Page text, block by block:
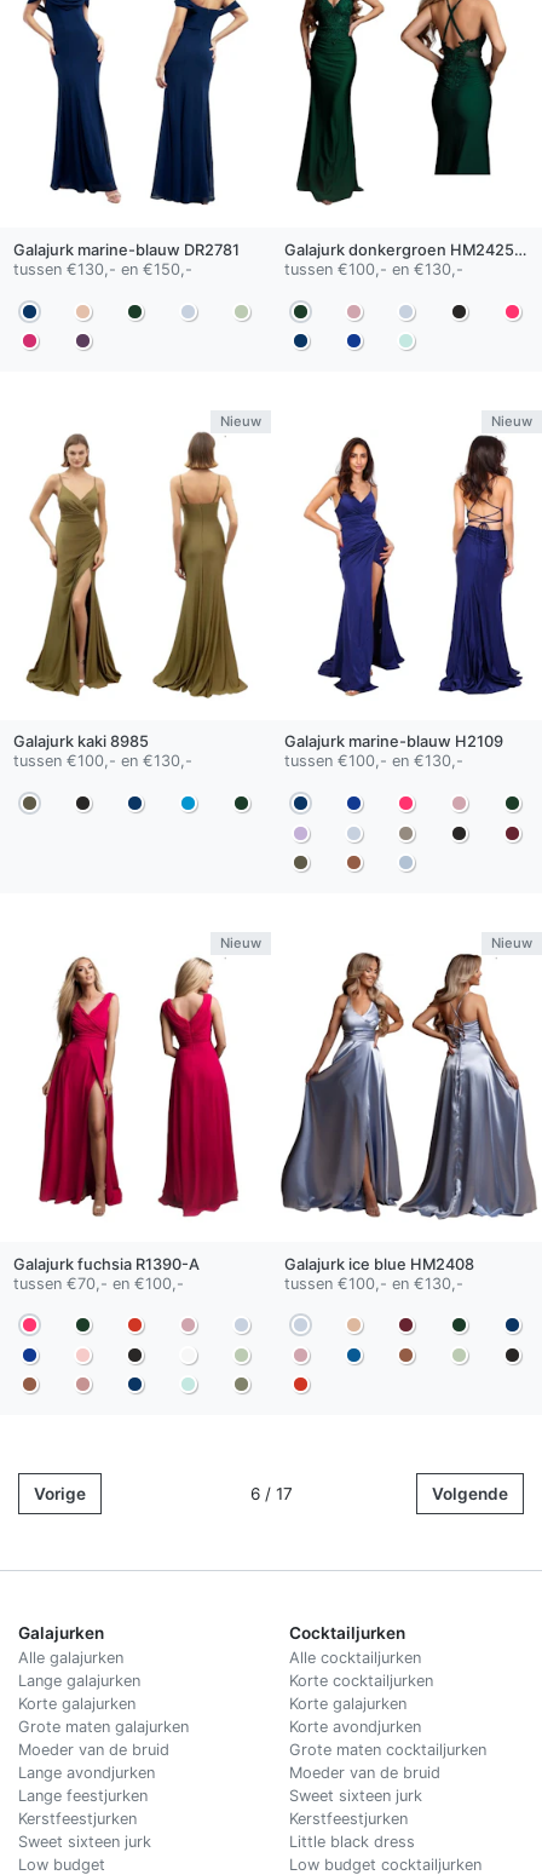
Galajurk marine-blauw DR2781
tussen €130,- en €150,-
Galajurk donkergroen HM2425-A
tussen €100,- en €130,-
Nieuw
Galajurk kaki8985
tussen €100,- en €130,-
Nieuw
Galajurk marine-blauw H2109
tussen €100,- en €130,-
Nieuw
Galajurk fuchsiaR1390-A
tussen €70,- en €100,-
Nieuw
Galajurk ice blue HM2408
tussen €100,- en €130,-
Vorige 6 / 17 Volgende
Galajurken
Alle galajurken
Lange galajurken
Korte galajurken
Grote maten galajurken
Moeder van de bruid
Lange avondjurken
Lange feestjurken
Kerstfeestjurken
Sweet sixteen jurk
Low budget
Cocktailjurken
Alle cocktailjurken
Korte cocktailjurken
Korte galajurken
Korte avondjurken
Grote maten cocktailjurken
Moeder van de bruid
Sweet sixteen jurk
Kerstfeestjurken
Little black dress
Low budget cocktailjurken